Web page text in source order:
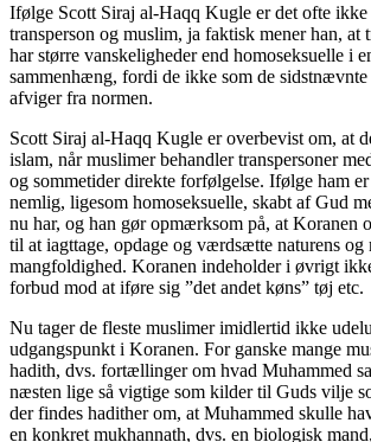
Ifølge Scott Siraj al-Haqq Kugle er det ofte
transperson og muslim, ja faktisk mener han, at
har større vanskeligheder end homoseksuelle i
sammenhæng, fordi de ikke som de
afviger fra normen.
Scott Siraj al-Haqq Kugle er overbevist om, at
islam, når muslimer behandler transpersoner
og sommetider direkte forfølgelse. Ifølge ham er
nemlig, ligesom homoseksuelle, skabt af Gud
nu har, og han gør opmærksom på, at Koranen
til at iagttage, opdage og værdsætte naturens og
mangfoldighed. Koranen indeholder i øvrigt
forbud mod at iføre sig ”det andet køns” tøj etc.
Nu tager de fleste muslimer imidlertid ikke
udgangspunkt i Koranen. For ganske mange
hadith, dvs. fortællinger om hvad Muhammed
næsten lige så vigtige som kilder til Guds vilje
der findes hadither om, at Muhammed skulle
en konkret mukhannath, dvs. en biologisk